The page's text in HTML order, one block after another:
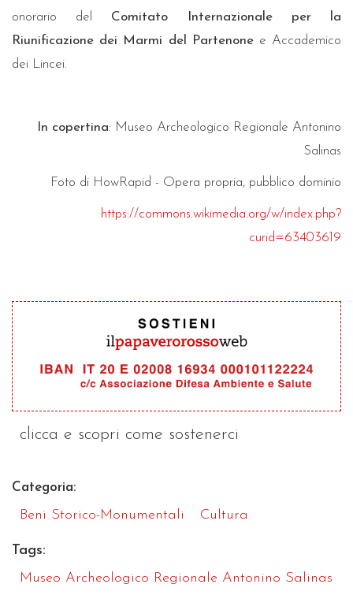
onorario del Comitato Internazionale per la
Riunificazione dei Marmi del Partenonee Accademico
dei Lincei.
In copertina: Museo Archeologico Regionale Antonino
Salinas
Foto di HowRapid - Opera propria, pubblico dominio
https://commons.wikimedia.org/w/index.php?
curid=63403619
clicca e scopri come sostenerci
Categoria:
Beni Storico-Monumentali Cultura
Tags:
Museo Archeologico Regionale Antonino Salinas